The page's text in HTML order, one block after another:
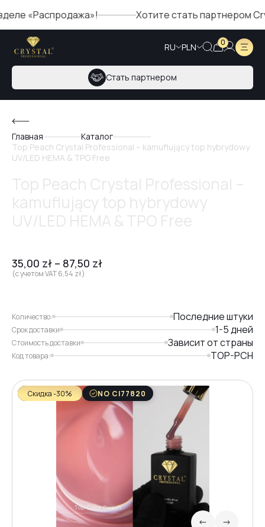
«Распродажа»! Хотите стать партнером
RU PLN 0
Стать партнером
Главная
Каталог
Top Peach Crystal Professional – kamuflujący top hybrydowy
UV/LED HEMA & TPO Free
35,00 zł – 87,50 zł
(с учетом VAT6,54 zł)
Количество: Последние штуки
Срок доставки 1-5 дней
Стоимость доставки Зависит от страны
Код товара: TOP-PCH
Скидка -30% NO CI77820